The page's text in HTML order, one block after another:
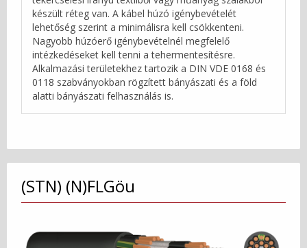
készült réteg van. A kábel húzó igénybevételét
lehetőség szerint a minimálisra kell csökkenteni.
Nagyobb húzóerő igénybevételnél megfelelő
intézkedéseket kell tenni a tehermentesítésre.
Alkalmazási területekhez tartozik a DIN VDE 0168 és
0118 szabványokban rögzített bányászati és a föld
alatti bányászati felhasználás is.
(STN) (N)FLGöu